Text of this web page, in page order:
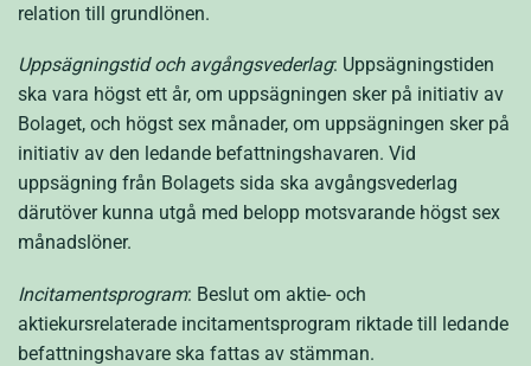
relation till grundlönen.
Uppsägningstid och avgångsvederlag: Uppsägningstiden
ska vara högst ett år, om uppsägningen sker på initiativ av
Bolaget, och högst sex månader, om uppsägningen sker på
initiativ av den ledande befattningshavaren. Vid
uppsägning från Bolagets sida ska avgångsvederlag
därutöver kunna utgå med belopp motsvarande högst sex
månadslöner.
Incitamentsprogram: Beslut om aktie- och
aktiekursrelaterade incitamentsprogram riktade till ledande
befattningshavare ska fattas av stämman.